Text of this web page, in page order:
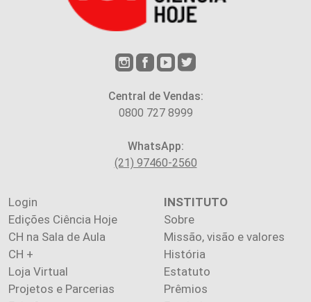
Central de Vendas:
0800 727 8999
WhatsApp:
(21) 97460-2560
Login
Edições Ciência Hoje
CH na Sala de Aula
CH +
Loja Virtual
Projetos e Parcerias
INSTITUTO
Sobre
Missão, visão e valores
História
Estatuto
Prêmios